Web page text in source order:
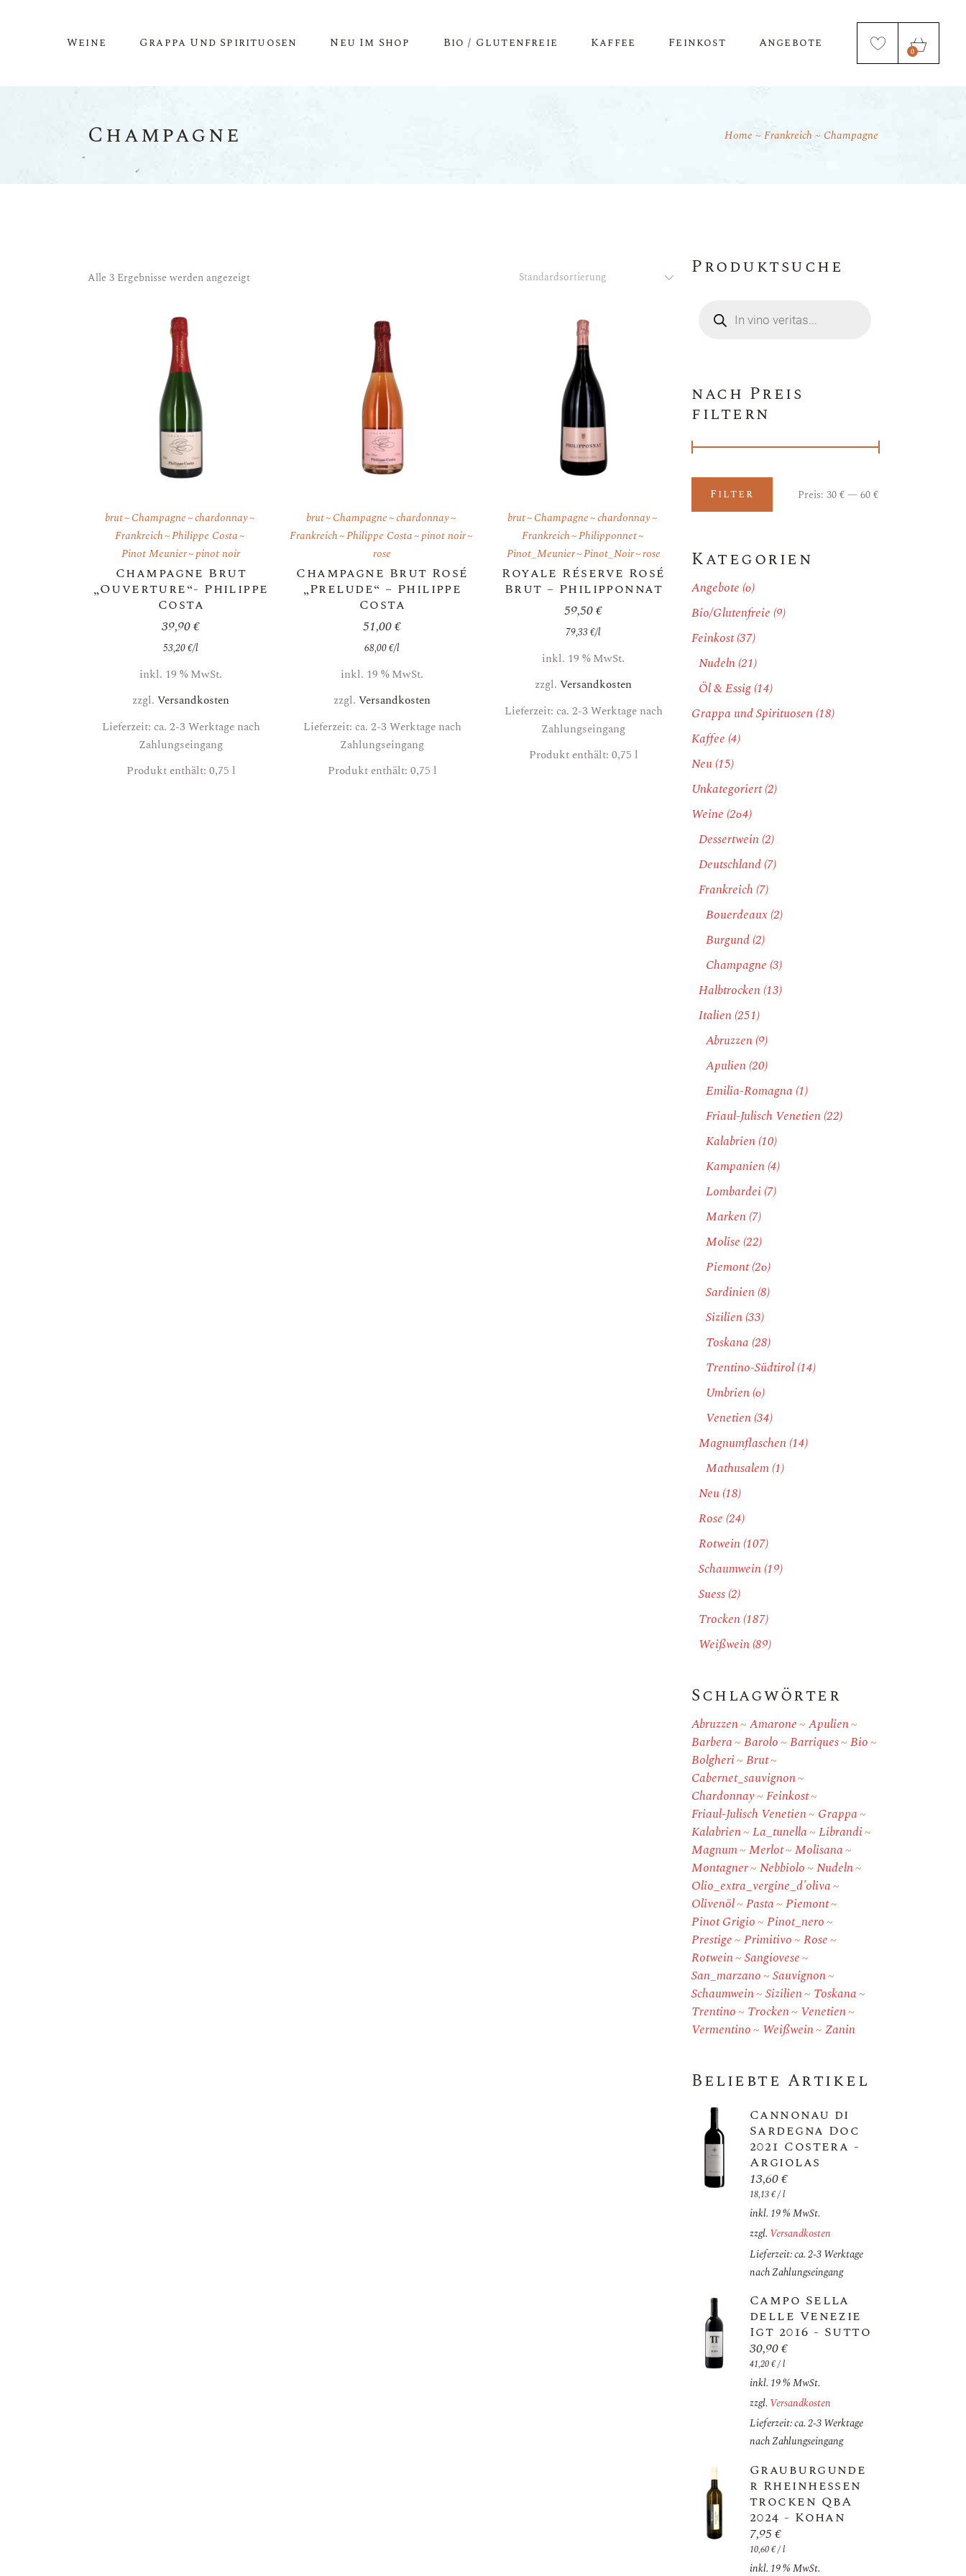
Weine
Rotwein
Roséwein
Grappa Und Spirituosen Neu Im Shop Bio / Glutenfreie Kaffee Feinkost Angebote
0
Champagne Home Frankreich Champagne
Alle 3 Ergebnisse werden angezeigt Standardsortierung
brut Champagne chardonnay
Frankreich Philippe Costa
Pinot Meunier pinot noir
Champagne Brut
„Ouverture“- Philippe
Costa
39,90€
53,20€/l
inkl. 19 % MwSt.
zzgl.Versandkosten
Lieferzeit: ca. 2-3 Werktage nach
Zahlungseingang
Produkt enthält: 0,75 l
brut Champagne chardonnay
Frankreich Philippe Costa pinot noir
rose
Champagne Brut Rosé
„Prelude“ – Philippe
Costa
51,00€
68,00€/l
inkl. 19 % MwSt.
zzgl.Versandkosten
Lieferzeit: ca. 2-3 Werktage nach
Zahlungseingang
Produkt enthält: 0,75 l
brut Champagne chardonnay
Frankreich Philipponnet
Pinot_Meunier Pinot_Noir rose
Royale Réserve Rosé
Brut – Philipponnat
59,50€
79,33€/l
inkl. 19 % MwSt.
zzgl.Versandkosten
Lieferzeit: ca. 2-3 Werktage nach
Zahlungseingang
Produkt enthält: 0,75 l
Produktsuche
search
nach Preis
filtern
Min.
Preis
Max.
Preis
Filter Preis: 30 €—60 €
Kategorien
Angebote (6)
Bio/Glutenfreie (9)
Feinkost(37)
Nudeln(21)
Öl & Essig(14)
Grappa und Spirituosen(18)
Kaffee (4)
Neu(15)
Unkategoriert(2)
Weine (264)
Dessertwein(2)
Deutschland(7)
Frankreich(7)
Bouerdeaux (2)
Burgund(2)
Champagne (3)
Halbtrocken(13)
Italien(251)
Abruzzen(9)
Apulien(20)
Emilia-Romagna (1)
Friaul-Julisch Venetien(22)
Kalabrien(10)
Kampanien(4)
Lombardei(7)
Marken(7)
Molise (22)
Piemont(26)
Sardinien(8)
Sizilien(33)
Toskana (28)
Trentino-Südtirol(14)
Umbrien(6)
Venetien(34)
Magnumflaschen(14)
Mathusalem(1)
Neu(18)
Rose (24)
Rotwein(107)
Schaumwein(19)
Suess(2)
Trocken(187)
Weißwein(89)
Schlagwörter
Abruzzen Amarone
Apulien
Barbera
Barolo Barriques
Bio
Bolgheri
Brut
Cabernet_sauvignon
Chardonnay
Feinkost
Friaul-Julisch Venetien
Grappa
Kalabrien
La_tunella
Librandi
Magnum
Merlot
Molisana
Montagner
Nebbiolo
Nudeln
Olio_extra_vergine_d'oliva
Olivenöl
Pasta
Piemont
Pinot Grigio
Pinot_nero
Prestige
Primitivo
Rose
Rotwein
Sangiovese
San_marzano
Sauvignon
Schaumwein
Sizilien
Toskana
Trentino
Trocken
Venetien
Vermentino
Weißwein Zanin
Beliebte Artikel
Cannonau di
Sardegna Doc
2021 Costera -
Argiolas
13,60€
18,13€/l
inkl. 19 % MwSt.
zzgl. Versandkosten
Lieferzeit: ca. 2-3 Werktage
nach Zahlungseingang
Campo Sella
delle Venezie
Igt 2016 - Sutto
30,90€
41,20€/l
inkl. 19 % MwSt.
zzgl. Versandkosten
Lieferzeit: ca. 2-3 Werktage
nach Zahlungseingang
Grauburgunde
r Rheinhessen
trocken QbA
2024 - Kohan
7,95€
10,60€/l
inkl. 19 % MwSt.